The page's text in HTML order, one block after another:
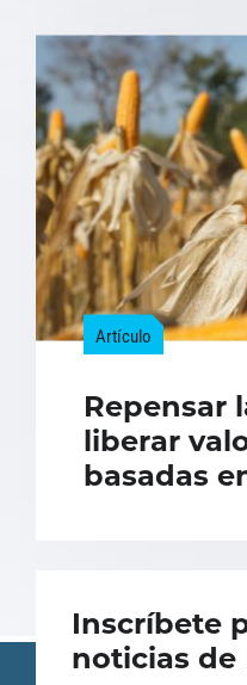
Artículo
Repensar
liberar
basadas
Inscríbete
noticias de